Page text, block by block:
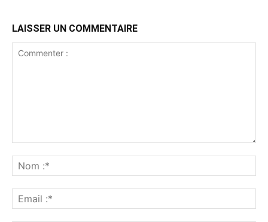
LAISSER UN COMMENTAIRE